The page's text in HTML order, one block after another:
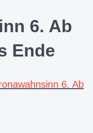
6. Ab
Ende
6. Ab